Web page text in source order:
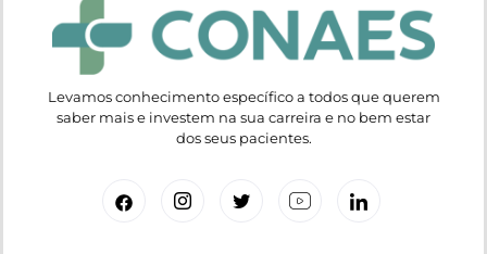
Levamos conhecimento específico a todos que querem
saber mais e investem na sua carreira e no bem estar
dos seus pacientes.